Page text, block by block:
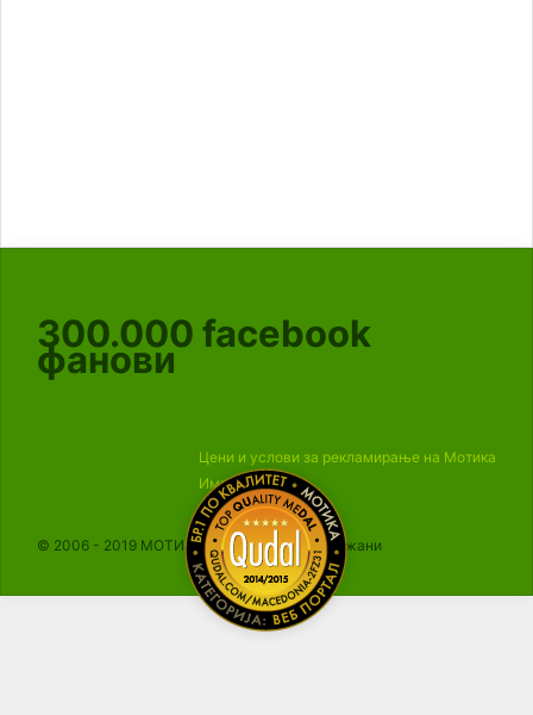
300.000 facebook
фанови
Цени и услови за рекламирање на Мотика
Импресум
© 2006 - 2019 МОТИКА, Сите права се задржани